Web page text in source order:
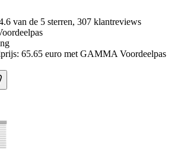
van de 5 sterren, 307 klantreviews
65.65 euro met GAMMA Voordeelpas